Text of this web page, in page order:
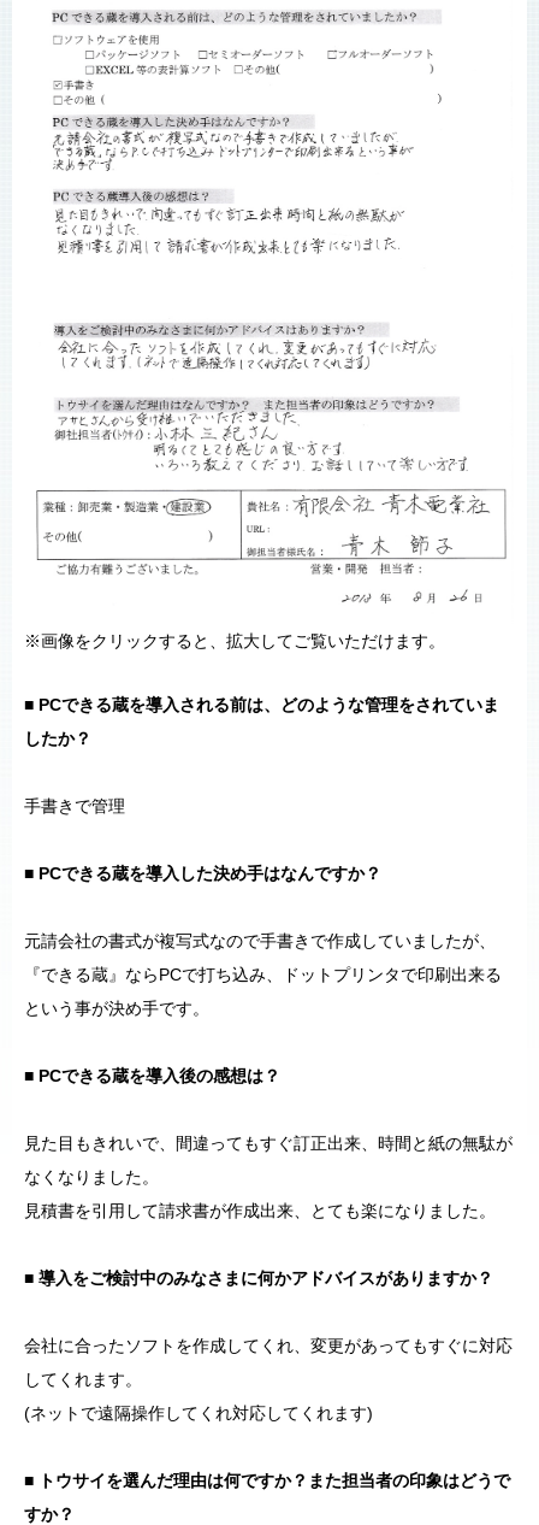
※画像をクリックすると、拡大してご覧いただけます。
■ PCできる蔵を導入される前は、どのような管理をされていま
したか？
手書きで管理
■ PCできる蔵を導入した決め手はなんですか？
元請会社の書式が複写式なので手書きで作成していましたが、
『できる蔵』ならPCで打ち込み、ドットプリンタで印刷出来る
という事が決め手です。
■ PCできる蔵を導入後の感想は？
見た目もきれいで、間違ってもすぐ訂正出来、時間と紙の無駄が
なくなりました。
見積書を引用して請求書が作成出来、とても楽になりました。
■ 導入をご検討中のみなさまに何かアドバイスがありますか？
会社に合ったソフトを作成してくれ、変更があってもすぐに対応
してくれます。
(ネットで遠隔操作してくれ対応してくれます)
■ トウサイを選んだ理由は何ですか？また担当者の印象はどうで
すか？